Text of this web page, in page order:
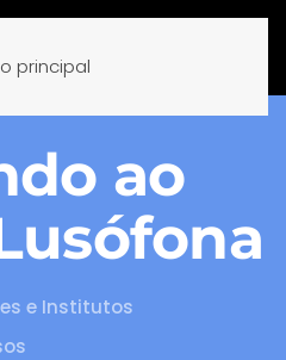
principal
ao
e Institutos